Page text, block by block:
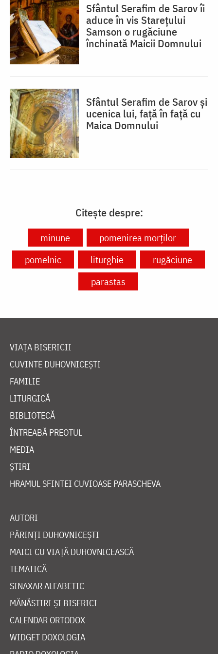
Sfântul Serafim de Sarov îi
aduce în vis Starețului
Samson o rugăciune
închinată Maicii Domnului
Sfântul Serafim de Sarov și
ucenica lui, față în față cu
Maica Domnului
Citește despre:
minune
pomenirea morților
pomelnic
liturghie
rugăciune
parastas
VIAȚA BISERICII
CUVINTE DUHOVNICEȘTI
FAMILIE
LITURGICĂ
BIBLIOTECĂ
ÎNTREABĂ PREOTUL
MEDIA
ȘTIRI
HRAMUL SFINTEI CUVIOASE PARASCHEVA
AUTORI
PĂRINȚI DUHOVNICEȘTI
MAICI CU VIAȚĂ DUHOVNICEASCĂ
TEMATICĂ
SINAXAR ALFABETIC
MĂNĂSTIRI ȘI BISERICI
CALENDAR ORTODOX
WIDGET DOXOLOGIA